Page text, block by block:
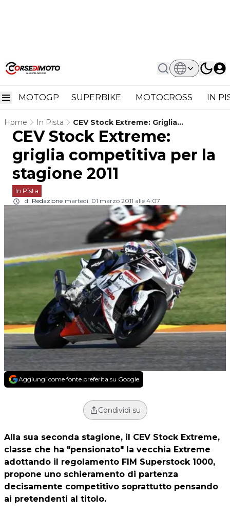
MOTOGP SUPERBIKE MOTOCROSS IN
Home In Pista
CEV Stock Extreme: Griglia
Competitiva Per La Stagione 2011
CEV Stock Extreme:
griglia competitiva per la
stagione 2011
In Pista
di Redazione martedì, 01 marzo 2011 alle 4:07
Aggiungi come fonte preferita su Google
Condividi su
Alla sua seconda stagione, il CEV Stock Extreme,
classe che ha "pensionato" la vecchia Extreme
adottando il regolamento FIM Superstock 1000,
propone uno schieramento di partenza
decisamente competitivo soprattutto pensando
ai pretendenti al titolo.